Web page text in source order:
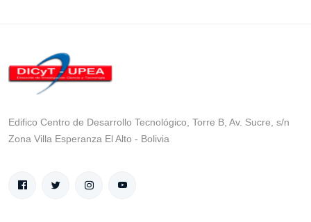
Edifico Centro de Desarrollo Tecnológico, Torre B, Av. Sucre, s/n
Zona Villa Esperanza El Alto - Bolivia